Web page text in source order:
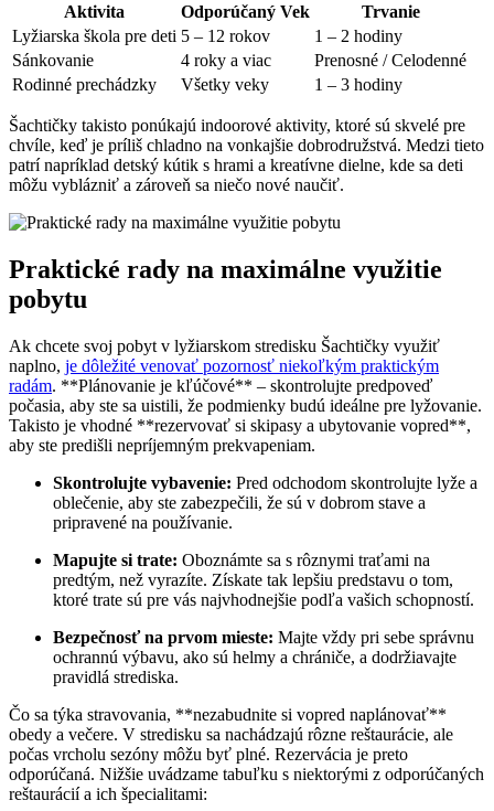
Aktivita Odporúčaný Vek
Trvanie
Lyžiarska škola pre deti 5 – 12 rokov
1 – 2 hodiny
Sánkovanie
4 roky a viac
Prenosné / Celodenné
Rodinné prechádzky
Všetky veky 1 – 3 hodiny
Šachtičky takisto ponúkajú indoorové aktivity, ktoré sú skvelé pre
chvíle, keď je príliš chladno na vonkajšie dobrodružstvá. Medzi tieto
patrí napríklad detský kútik s hrami a kreatívne dielne, kde sa deti
môžu vyblázniť a zároveň sa niečo nové naučiť.
Praktické rady na maximálne využitie
pobytu
Ak chcete svoj pobyt v lyžiarskom stredisku Šachtičky využiť
naplno, je dôležité venovať pozornosť niekoľkým praktickým
radám. **Plánovanie je kľúčové** – skontrolujte predpoveď
počasia, aby ste sa uistili, že podmienky budú ideálne pre lyžovanie.
Takisto je vhodné **rezervovať si skipasy a ubytovanie vopred**,
aby ste predišli nepríjemným prekvapeniam.
Skontrolujte vybavenie: Pred odchodom skontrolujte lyže a
oblečenie, aby ste zabezpečili, že sú v dobrom stave a
pripravené na používanie.
Mapujte si trate: Oboznámte sa s rôznymi traťami na
predtým, než vyrazíte. Získate tak lepšiu predstavu o tom,
ktoré trate sú pre vás najvhodnejšie podľa vašich schopností.
Bezpečnosť na prvom mieste: Majte vždy pri sebe správnu
ochrannú výbavu, ako sú helmy a chrániče, a dodržiavajte
pravidlá strediska.
Čo sa týka stravovania, **nezabudnite si vopred naplánovať**
obedy a večere. V stredisku sa nachádzajú rôzne reštaurácie, ale
počas vrcholu sezóny môžu byť plné. Rezervácia je preto
odporúčaná. Nižšie uvádzame tabuľku s niektorými z odporúčaných
reštaurácií a ich špecialitami: